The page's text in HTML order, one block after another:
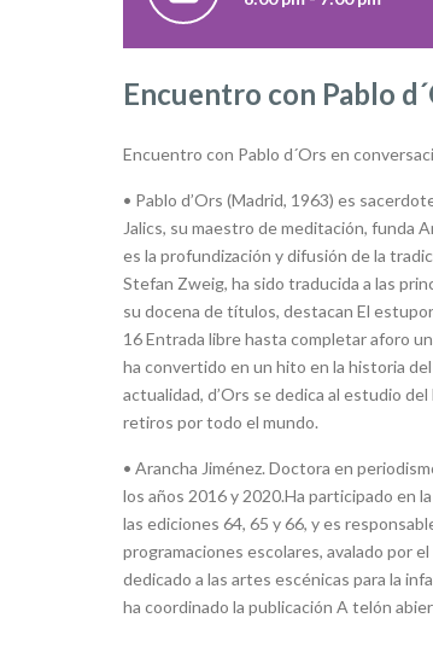
Encuentro con Pablo
Encuentro con Pablo d´Ors en
• Pablo d’Ors (Madrid, 1963) es
Jalics, su maestro de meditación, funda
es la profundización y difusión de la
Stefan Zweig, ha sido traducida a las
su docena de títulos, destacan El
16 Entrada libre hasta completar aforo
ha convertido en un hito en la historia
actualidad, d’Ors se dedica al estudio
retiros por todo el mundo.
• Arancha Jiménez. Doctora en
los años 2016 y 2020.Ha participado en
las ediciones 64, 65 y 66, y es
programaciones escolares, avalado por
dedicado a las artes escénicas para la
ha coordinado la publicación A telón